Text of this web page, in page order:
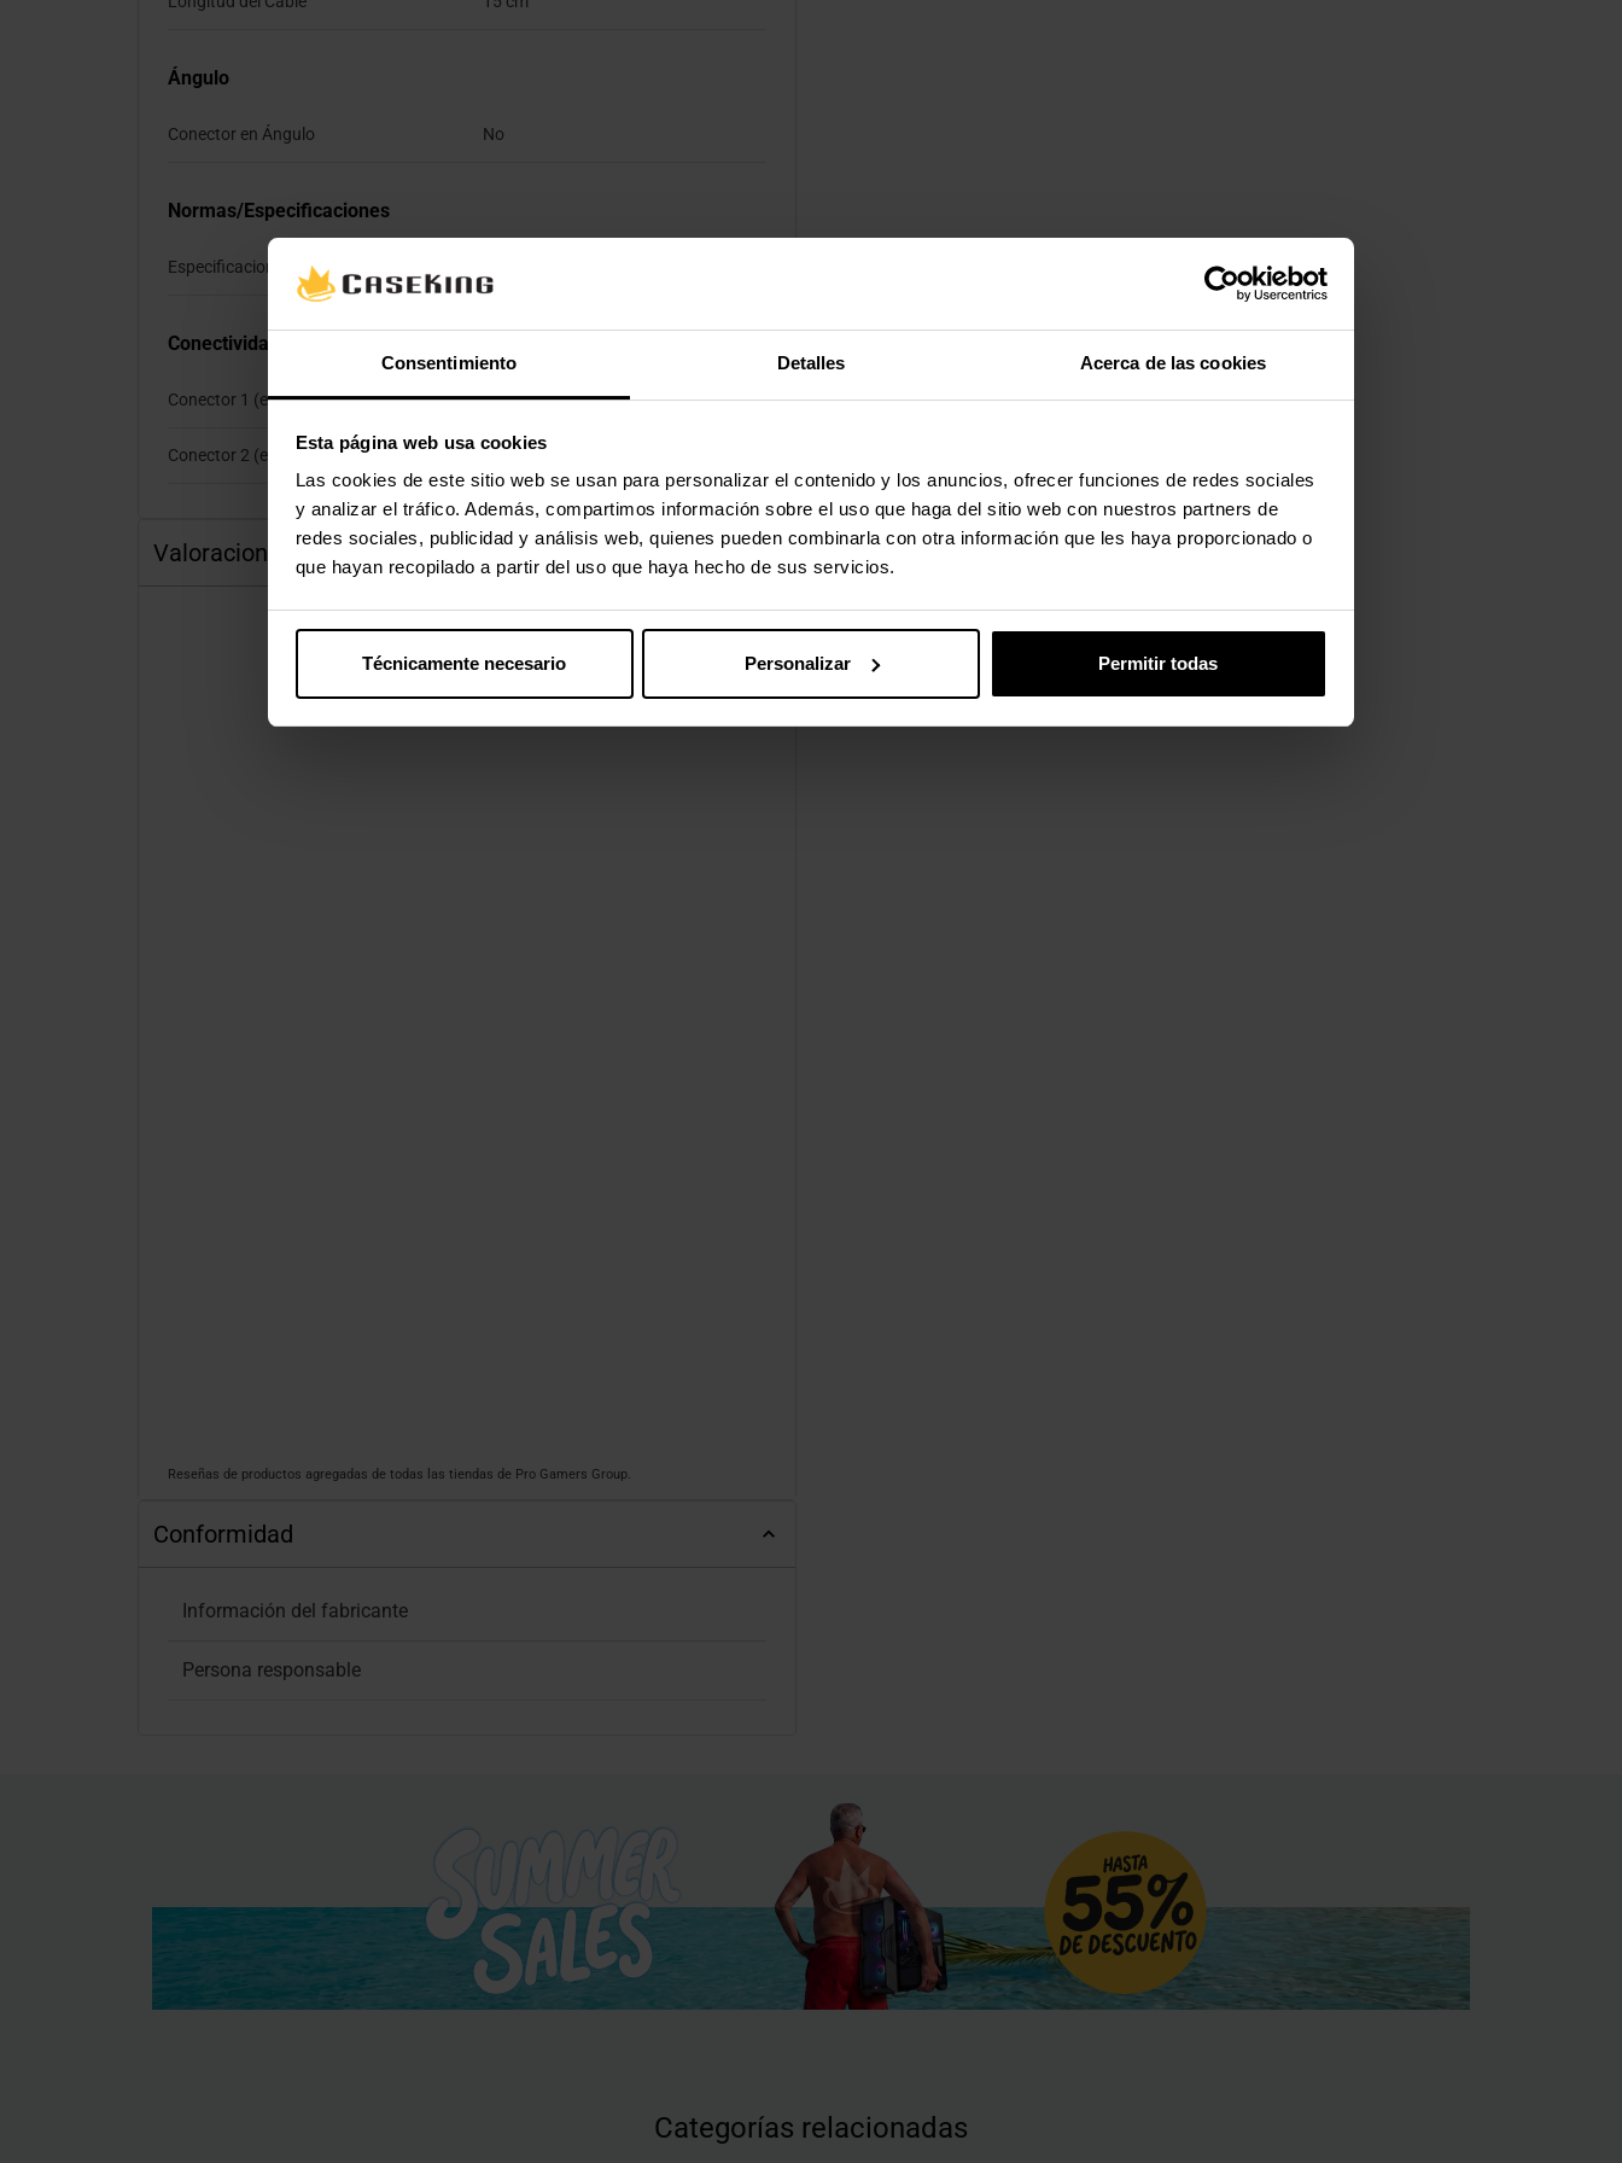
Consentimiento Detalles Acerca de las cookies
Esta página web usa cookies
Las cookies de este sitio web se usan para personalizar el contenido y los anuncios, ofrecer funciones de redes sociales
y analizar el tráfico. Además, compartimos información sobre el uso que haga del sitio web con nuestros partners de
redes sociales, publicidad y análisis web, quienes pueden combinarla con otra información que les haya proporcionado o
que hayan recopilado a partir del uso que haya hecho de sus servicios.
Técnicamente necesario Personalizar Permitir todas
Ángulo
Conector en Ángulo No
Normas/Especificaciones
Especificaciones Estándar
Conectividad
Conector 1 (externo) Conector Mini DisplayPort
Conector 2 (externo) Enchufe HDMI Tipo-A (Estándar)
Valoraciones
Reseñas de productos agregadas de todas las tiendas de Pro Gamers Group.
Conformidad
Información del fabricante
Persona responsable
Categorías relacionadas